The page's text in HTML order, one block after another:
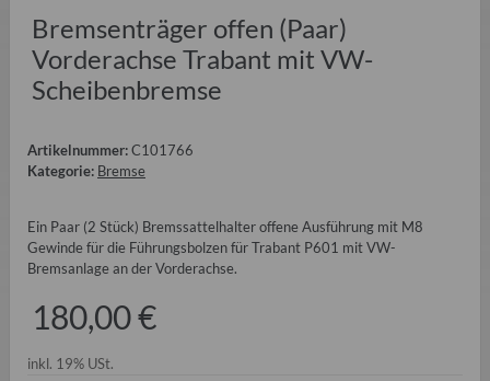
Bremsenträger offen (Paar)
Vorderachse Trabant mit VW-
Scheibenbremse
Artikelnummer:C101766
Kategorie: Bremse
Ein Paar (2 Stück) Bremssattelhalter offene Ausführung mit M8
Gewinde für die Führungsbolzen für Trabant P601 mit VW-
Bremsanlage an der Vorderachse.
180,00 €
inkl. 19% USt.